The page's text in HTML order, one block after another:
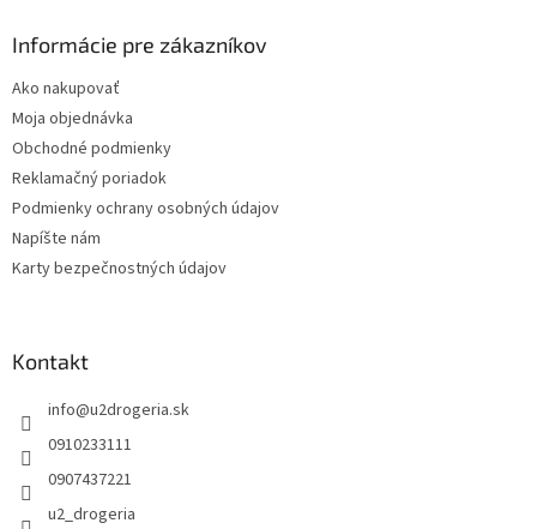
Informácie pre zákazníkov
Ako nakupovať
Moja objednávka
Obchodné podmienky
Reklamačný poriadok
Podmienky ochrany osobných údajov
Napíšte nám
Karty bezpečnostných údajov
Kontakt
info@u2drogeria.sk
0910233111
0907437221
u2_drogeria